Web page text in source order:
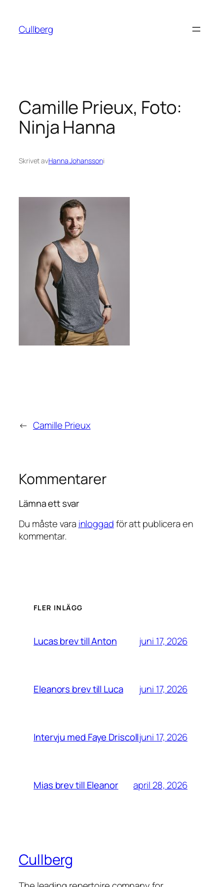
innehåll
Cullberg
Camille Prieux, Foto:
Ninja Hanna
Skrivet avHanna Johanssoni
← Camille Prieux
Kommentarer
Lämna ett svar
Du måste vara inloggadför att publicera en
kommentar.
FLER INLÄGG
Lucas brev till Anton juni 17, 2026
Eleanors brev till Luca juni 17, 2026
Intervju med Faye Driscolljuni 17, 2026
Mias brev till Eleanor april 28, 2026
Cullberg